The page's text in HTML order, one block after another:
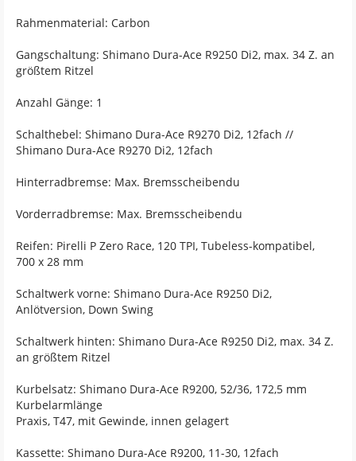
Rahmenmaterial: Carbon
Gangschaltung: Shimano Dura-Ace R9250 Di2, max. 34 Z. an
größtem Ritzel
Anzahl Gänge: 1
Schalthebel: Shimano Dura-Ace R9270 Di2, 12fach //
Shimano Dura-Ace R9270 Di2, 12fach
Hinterradbremse: Max. Bremsscheibendu
Vorderradbremse: Max. Bremsscheibendu
Reifen: Pirelli P Zero Race, 120 TPI, Tubeless-kompatibel,
700 x 28 mm
Schaltwerk vorne: Shimano Dura-Ace R9250 Di2,
Anlötversion, Down Swing
Schaltwerk hinten: Shimano Dura-Ace R9250 Di2, max. 34 Z.
an größtem Ritzel
Kurbelsatz: Shimano Dura-Ace R9200, 52/36, 172,5 mm
Kurbelarmlänge
Praxis, T47, mit Gewinde, innen gelagert
Kassette: Shimano Dura-Ace R9200, 11-30, 12fach